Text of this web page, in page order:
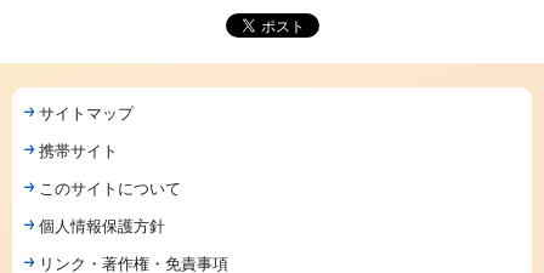
サイトマップ
携帯サイト
このサイトについて
個人情報保護方針
リンク・著作権・免責事項